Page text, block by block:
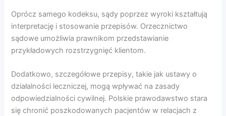
Oprócz samego kodeksu, sądy poprzez wyroki kształtują
interpretację i stosowanie przepisów. Orzecznictwo
sądowe umożliwia prawnikom przedstawianie
przykładowych rozstrzygnięć klientom.
Dodatkowo, szczegółowe przepisy, takie jak ustawy o
działalności leczniczej, mogą wpływać na zasady
odpowiedzialności cywilnej. Polskie prawodawstwo stara
się chronić poszkodowanych pacjentów w relacjach z